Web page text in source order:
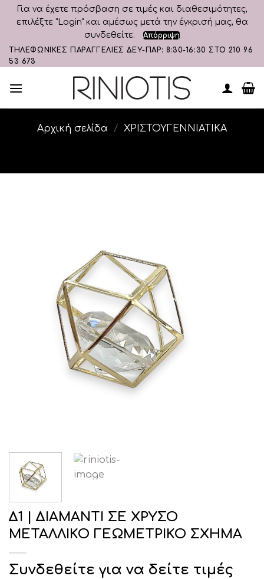
Για να έχετε πρόσβαση σε τιμές και διαθεσιμότητες,
επιλέξτε "Login" και αμέσως μετά την έγκρισή μας, θα
συνδεθείτε.
Απόρριψη
Skip
to
ΤΗΛΕΦΩΝΙΚΕΣ ΠΑΡΑΓΓΕΛΙΕΣ ΔΕΥ-ΠΑΡ: 8:30-16:30 ΣΤΟ 210 96
53 673
Αρχική σελίδα / ΧΡΙΣΤΟΥΓΕΝΝΙΑΤΙΚΑ
Δ1 | ΔΙΑΜΑΝΤΙ ΣΕ ΧΡΥΣΟ
ΜΕΤΑΛΛΙΚΟ ΓΕΩΜΕΤΡΙΚΟ ΣΧΗΜΑ
Συνδεθείτε για να δείτε τιμές